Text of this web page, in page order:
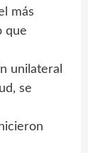
más
que
unilateral
se